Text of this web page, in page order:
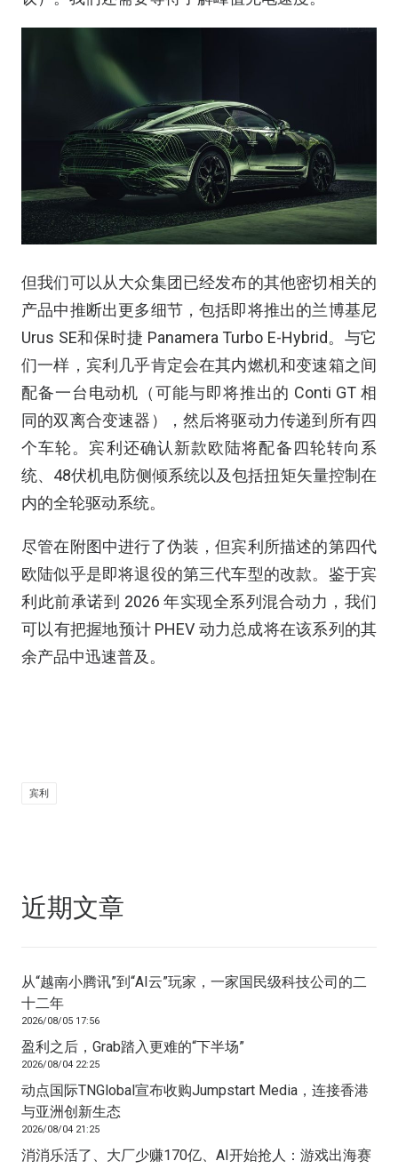
但我们可以从大众集团已经发布的其他密切相关的
产品中推断出更多细节，包括即将推出的兰博基尼
Urus SE和保时捷 Panamera Turbo E-Hybrid。与它
们一样，宾利几乎肯定会在其内燃机和变速箱之间
配备一台电动机（可能与即将推出的 Conti GT 相
同的双离合变速器），然后将驱动力传递到所有四
个车轮。宾利还确认新款欧陆将配备四轮转向系
统、48伏机电防侧倾系统以及包括扭矩矢量控制在
内的全轮驱动系统。
尽管在附图中进行了伪装，但宾利所描述的第四代
欧陆似乎是即将退役的第三代车型的改款。鉴于宾
利此前承诺到 2026 年实现全系列混合动力，我们
可以有把握地预计 PHEV 动力总成将在该系列的其
余产品中迅速普及。
宾利
近期文章
从“越南小腾讯”到“AI云”玩家，一家国民级科技公司的二
十二年
2026/08/05 17:56
盈利之后，Grab踏入更难的“下半场”
2026/08/04 22:25
动点国际TNGlobal宣布收购Jumpstart Media，连接香港
与亚洲创新生态
2026/08/04 21:25
消消乐活了、大厂少赚170亿、AI开始抢人：游戏出海赛